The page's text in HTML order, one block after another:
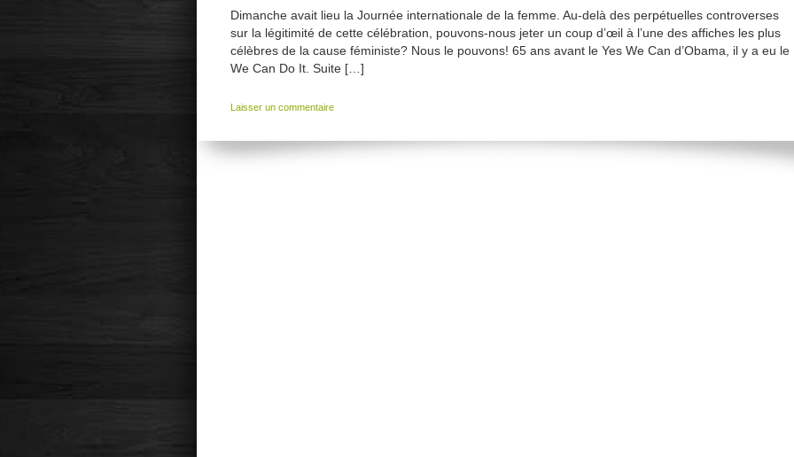
Dimanche avait lieu la Journée internationale de la femme. Au-delà des perpétuelles controverses
sur la légitimité de cette célébration, pouvons-nous jeter un coup d’œil à l’une des affiches les plus
célèbres de la cause féministe? Nous le pouvons! 65 ans avant le Yes We Can d’Obama, il y a eu le
We Can Do It. Suite […]
Laisser un commentaire